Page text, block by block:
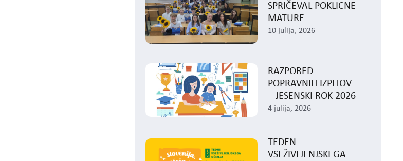
SPRIČEVAL POKLICNE
MATURE
10 julija, 2026
RAZPORED
POPRAVNIH IZPITOV
– JESENSKI ROK 2026
4 julija, 2026
TEDEN
VSEŽIVLJENJSKEGA